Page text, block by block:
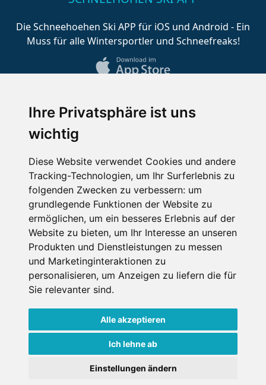
Ihre Privatsphäre ist uns
wichtig
Diese Website verwendet Cookies und andere
Tracking-Technologien, um Ihr Surferlebnis zu
folgenden Zwecken zu verbessern: um
grundlegende Funktionen der Website zu
ermöglichen, um ein besseres Erlebnis auf der
Website zu bieten, um Ihr Interesse an unseren
Produkten und Dienstleistungen zu messen
und Marketinginteraktionen zu
personalisieren, um Anzeigen zu liefern die für
Sie relevanter sind.
Alle akzeptieren
Ich lehne ab
Einstellungen ändern
Die Schneehoehen Ski APP für iOS und Android - Ein
Muss für alle Wintersportler und Schneefreaks!
Impressum
Datenschutz
Nutzungsbedingungen
Kontakt
Partner
Portale
FAQ Newsletter Mediadaten
Copyright ©2026 Schneemenschen GmbH
Goldener Herbst in den Alpen- Angebote vergleichen
& die Natur genießen!Jetzt Angebote entdecken!